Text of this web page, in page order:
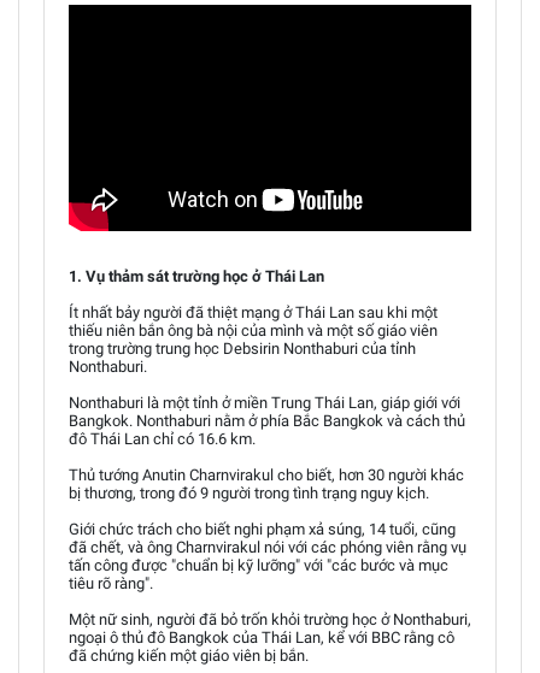
1. Vụ thảm sát trường học ở Thái Lan
Ít nhất bảy người đã thiệt mạng ở Thái Lan sau khi một
thiếu niên bắn ông bà nội của mình và một số giáo viên
trong trường trung học Debsirin Nonthaburi của tỉnh
Nonthaburi.
Nonthaburi là một tỉnh ở miền Trung Thái Lan, giáp giới với
Bangkok. Nonthaburi nằm ở phía Bắc Bangkok và cách thủ
đô Thái Lan chỉ có 16.6 km.
Thủ tướng Anutin Charnvirakul cho biết, hơn 30 người khác
bị thương, trong đó 9 người trong tình trạng nguy kịch.
Giới chức trách cho biết nghi phạm xả súng, 14 tuổi, cũng
đã chết, và ông Charnvirakul nói với các phóng viên rằng vụ
tấn công được "chuẩn bị kỹ lưỡng" với "các bước và mục
tiêu rõ ràng".
Một nữ sinh, người đã bỏ trốn khỏi trường học ở Nonthaburi,
ngoại ô thủ đô Bangkok của Thái Lan, kể với BBC rằng cô
đã chứng kiến một giáo viên bị bắn.